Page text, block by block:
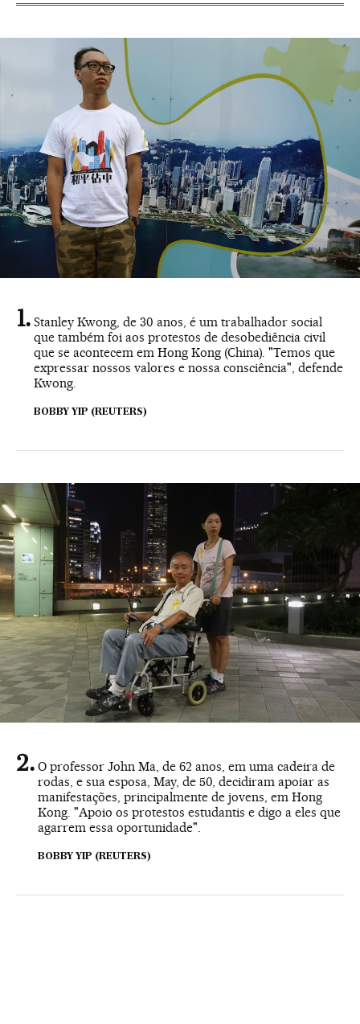
Stanley Kwong, de 30 anos, é um trabalhador social
que também foi aos protestos de desobediência civil
que se acontecem em Hong Kong (China). "Temos que
expressar nossos valores e nossa consciência", defende
Kwong.
BOBBY YIP (REUTERS)
O professor John Ma, de 62 anos, em uma cadeira de
rodas, e sua esposa, May, de 50, decidiram apoiar as
manifestações, principalmente de jovens, em Hong
Kong. "Apoio os protestos estudantis e digo a eles que
agarrem essa oportunidade".
BOBBY YIP (REUTERS)